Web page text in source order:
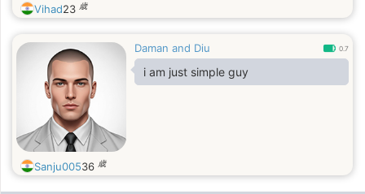
Vihad23 歳
Daman and Diu 0.7
i am just simple guy
Sanju00536 歳